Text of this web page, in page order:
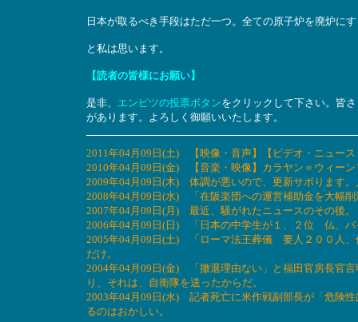
日本が取るべき手段はただ一つ。全ての原子炉を廃炉に
と私は思います。
【読者の皆様にお願い】
是非、 エンピツの投票ボタンをクリックして下さい。皆
があります。よろしく御願いいたします。
2011年04月09日(土) 【映像・音声】【ビデオ・ニュー
2010年04月09日(金) 【音楽・映像】カラヤン＝ウィー
2009年04月09日(木) 体調が悪いので、更新サボります
2008年04月09日(水) 「在阪楽団への運営補助金を大幅
2007年04月09日(月) 最近、騒がれたニュースのその後
2006年04月09日(日) 「日本の中学生が１、２位 仏、
2005年04月09日(土) 「ローマ法王葬儀 要人２００人
だけ。
2004年04月09日(金) 「撤退理由ない」と福田官房長官
り、それは、自衛隊を送ったからだ。
2003年04月09日(水) 記者死亡に米作戦副部長が「危険
るのはおかしい。